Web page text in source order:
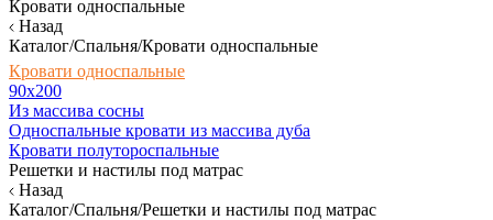
Кровати односпальные
Назад
Каталог/Спальня/Кровати односпальные
Кровати односпальные
90х200
Из массива сосны
Односпальные кровати из массива дуба
Кровати полутороспальные
Решетки и настилы под матрас
Назад
Каталог/Спальня/Решетки и настилы под матрас